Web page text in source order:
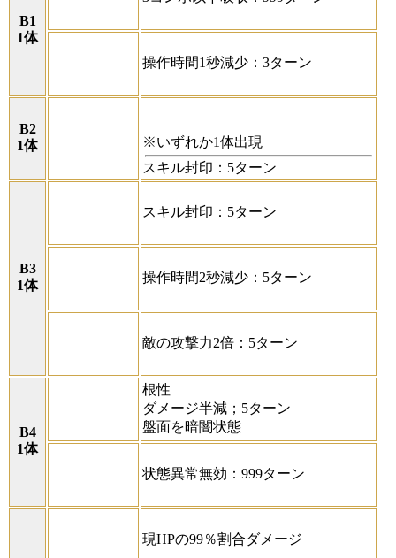
B1
1体
操作時間1秒減少：3ターン
B2
1体
※いずれか1体出現
スキル封印：5ターン
B3
1体
スキル封印：5ターン
操作時間2秒減少：5ターン
敵の攻撃力2倍：5ターン
B4
1体
根性
ダメージ半減；5ターン
盤面を暗闇状態
状態異常無効：999ターン
現HPの99％割合ダメージ